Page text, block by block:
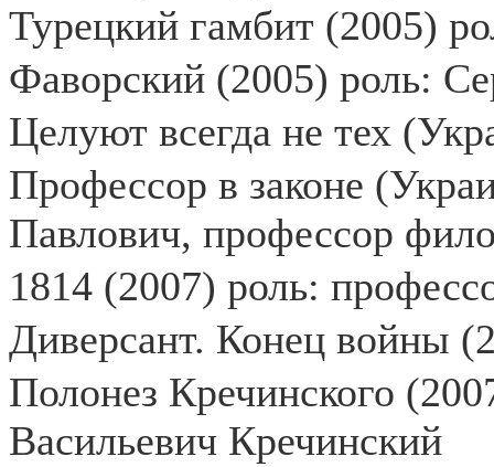
Турецкий гамбит (2005)
Фаворский (2005) роль:
Целуют всегда не тех
Профессор в законе
Павлович, профессор
1814 (2007) роль:
Диверсант. Конец войны
Полонез Кречинского
Васильевич Кречинский